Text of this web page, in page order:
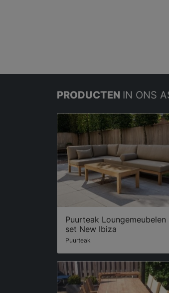
PRODUCTEN IN ONS
Puurteak Loungemeubelen
set New Ibiza
Puurteak